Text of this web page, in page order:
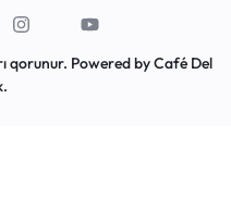
qorunur. Powered byCafé Del
.